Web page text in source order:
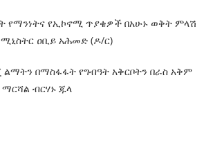
የማንነትና የኢኮኖሚ ጥያቄዎች በአሁኑ ወቅት ምላሽ
ሚኒስትር ዐቢይ አሕመድ (ዶ/ር)
ልማትን በማስፋፋት የግብዓት አቅርቦትን በራስ አቅም
ማርሻል ብርሃኑ ጁላ